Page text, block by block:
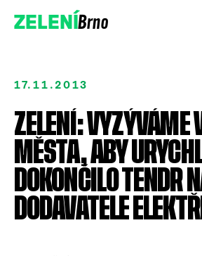
ZELENÍBrno
Přidejte se!
Podpořte nás darem
17.11.2013
ZELENÍ: VYZÝVÁME
MĚSTA, ABY
DOKONČILO TENDR
DODAVATELE